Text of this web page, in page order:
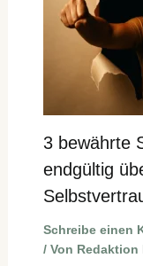
3 bewährte
endgültig
Schreibe einen
/ Von Redaktion